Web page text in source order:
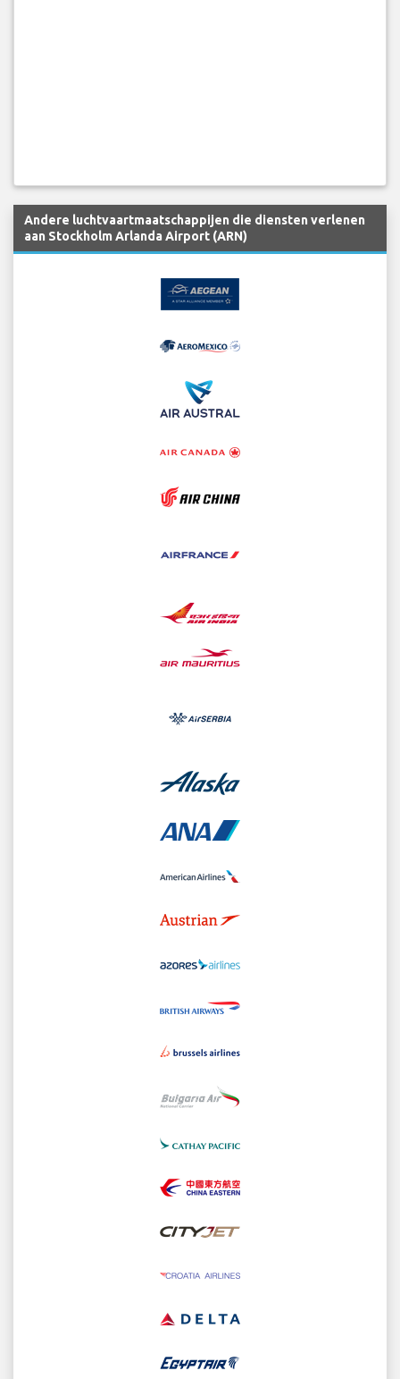
Andere luchtvaartmaatschappijen die diensten verlenen
aan Stockholm Arlanda Airport (ARN)